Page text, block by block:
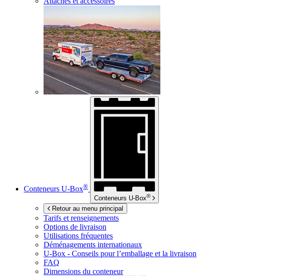
Conteneurs U-Box®
Conteneurs U-Box®
Retour au menu principal
Tarifs et renseignements
Options de livraison
Utilisations fréquentes
Déménagements internationaux
U-Box - Conseils pour l’emballage et la livraison
FAQ
Dimensions du conteneur